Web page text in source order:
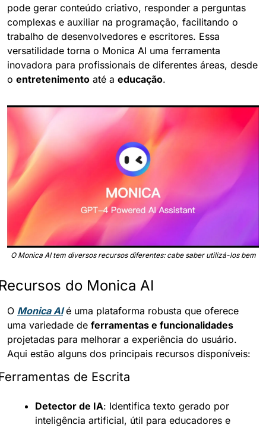
pode gerar conteúdo criativo, responder a perguntas
complexas e auxiliar na programação, facilitando o
trabalho de desenvolvedores e escritores. Essa
versatilidade torna o Monica AI uma ferramenta
inovadora para profissionais de diferentes áreas, desde
o entretenimento até a educação.
O Monica AI tem diversos recursos diferentes: cabe saber utilizá-los bem
do Monica AI
O Monica AI é uma plataforma robusta que oferece
uma variedade de ferramentas e funcionalidades
projetadas para melhorar a experiência do usuário.
Aqui estão alguns dos principais recursos disponíveis:
de Escrita
Detector de IA: Identifica texto gerado por
inteligência artificial, útil para educadores e